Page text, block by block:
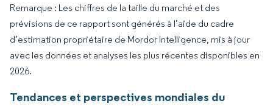
Remarque : Les chiffres de la taille du marché et des
prévisions de ce rapport sont générés à l’aide du cadre
d’estimation propriétaire de Mordor Intelligence, mis à jour
avec les données et analyses les plus récentes disponibles en
2026.
Tendances et perspectives mondiales du